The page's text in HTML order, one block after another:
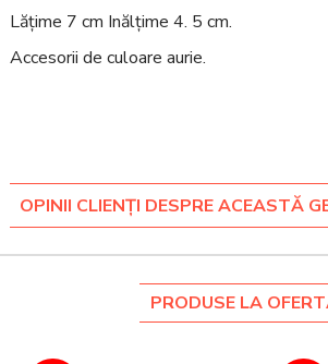
Lățime 7 cm Inălțime 4. 5 cm.
Accesorii de culoare aurie.
OPINII CLIENȚI DESPRE ACEASTĂ
PRODUSE LA